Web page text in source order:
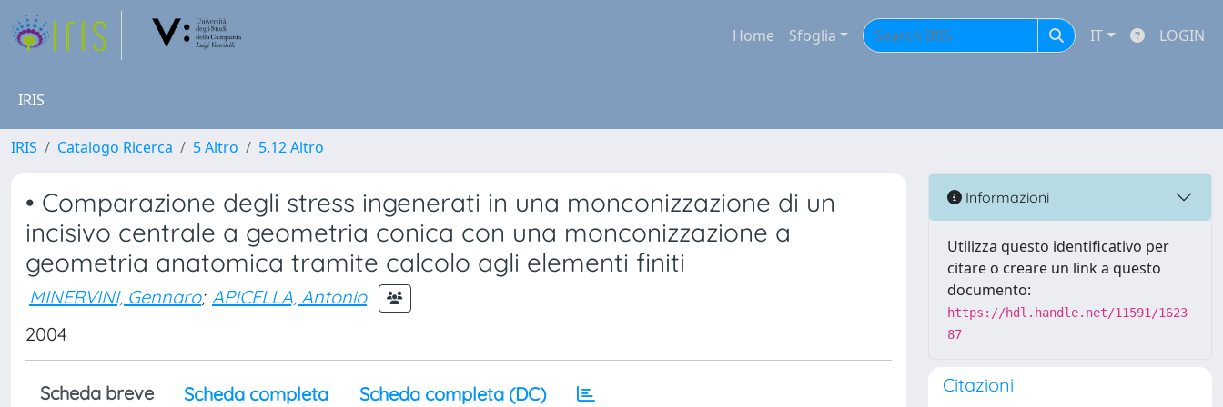
Home Sfoglia IT LOGIN
IRIS
IRIS Catalogo Ricerca 5 Altro 5.12 Altro
• Comparazione degli stress ingenerati in una monconizzazione di un
incisivo centrale a geometria conica con una monconizzazione a
geometria anatomica tramite calcolo agli elementi finiti
MINERVINI, Gennaro; APICELLA, Antonio
2004
Scheda breve Scheda completa Scheda completa (DC)
Informazioni
Utilizza questo identificativo per
citare o creare un link a questo
documento:
https://hdl.handle.net/11591/1623
87
Citazioni